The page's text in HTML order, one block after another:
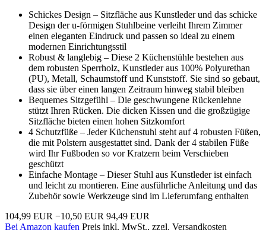
Schickes Design – Sitzfläche aus Kunstleder und das schicke
Design der u-förmigen Stuhlbeine verleiht Ihrem Zimmer
einen eleganten Eindruck und passen so ideal zu einem
modernen Einrichtungsstil
Robust & langlebig – Diese 2 Küchenstühle bestehen aus
dem robusten Sperrholz, Kunstleder aus 100% Polyurethan
(PU), Metall, Schaumstoff und Kunststoff. Sie sind so gebaut,
dass sie über einen langen Zeitraum hinweg stabil bleiben
Bequemes Sitzgefühl – Die geschwungene Rückenlehne
stützt Ihren Rücken. Die dicken Kissen und die großzügige
Sitzfläche bieten einen hohen Sitzkomfort
4 Schutzfüße – Jeder Küchenstuhl steht auf 4 robusten Füßen,
die mit Polstern ausgestattet sind. Dank der 4 stabilen Füße
wird Ihr Fußboden so vor Kratzern beim Verschieben
geschützt
Einfache Montage – Dieser Stuhl aus Kunstleder ist einfach
und leicht zu montieren. Eine ausführliche Anleitung und das
Zubehör sowie Werkzeuge sind im Lieferumfang enthalten
104,99 EUR −10,50 EUR 94,49 EUR
Bei Amazon kaufen Preis inkl. MwSt., zzgl. Versandkosten